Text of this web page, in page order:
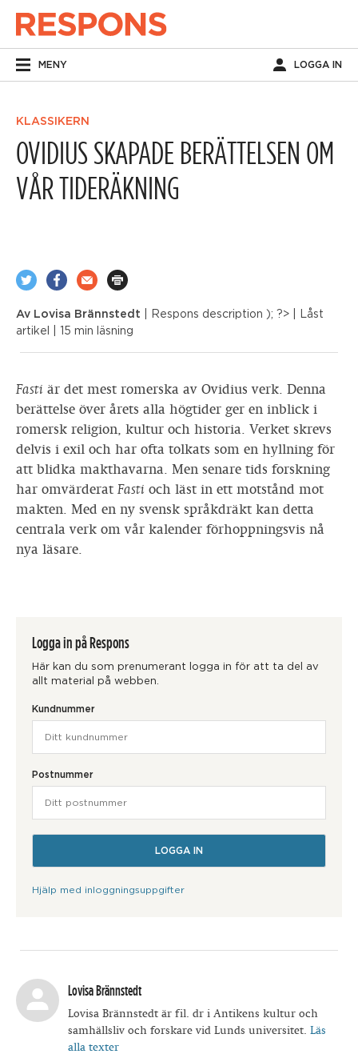
MENY LOGGA IN
KLASSIKERN
OVIDIUS SKAPADE BERÄTTELSEN OM
VÅR TIDERÄKNING
Av Lovisa Brännstedt | Respons description ); ?>
| Låst
artikel
| 15 min läsning
Fasti är det mest romerska av Ovidius verk. Denna
berättelse över årets alla högtider ger en inblick i
romersk religion, kultur och historia. Verket skrevs
delvis i exil och har ofta tolkats som en hyllning för
att blidka makthavarna. Men senare tids forskning
har omvärderat Fasti och läst in ett motstånd mot
makten. Med en ny svensk språkdräkt kan detta
centrala verk om vår kalender förhoppningsvis nå
nya läsare.
Logga in på Respons
Här kan du som prenumerant logga in för att ta del av
allt material på webben.
Kundnummer
Postnummer
Hjälp med inloggningsuppgifter
Lovisa Brännstedt
Lovisa Brännstedt är fil. dr i Antikens kultur och
samhällsliv och forskare vid Lunds universitet.Läs
alla texter